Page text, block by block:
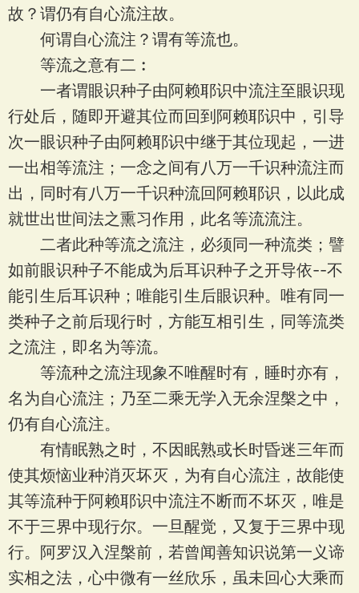
故？谓仍有自心流注故。
何谓自心流注？谓有等流也。
等流之意有二︰
一者谓眼识种子由阿赖耶识中流注至眼识现
行处后，随即开避其位而回到阿赖耶识中，引导
次一眼识种子由阿赖耶识中继于其位现起，一进
一出相等流注；一念之间有八万一千识种流注而
出，同时有八万一千识种流回阿赖耶识，以此成
就世出世间法之熏习作用，此名等流流注。
二者此种等流之流注，必须同一种流类；譬
如前眼识种子不能成为后耳识种子之开导依--不
能引生后耳识种；唯能引生后眼识种。唯有同一
类种子之前后现行时，方能互相引生，同等流类
之流注，即名为等流。
等流种之流注现象不唯醒时有，睡时亦有，
名为自心流注；乃至二乘无学入无余涅槃之中，
仍有自心流注。
有情眠熟之时，不因眠熟或长时昏迷三年而
使其烦恼业种消灭坏灭，为有自心流注，故能使
其等流种于阿赖耶识中流注不断而不坏灭，唯是
不于三界中现行尔。一旦醒觉，又复于三界中现
行。阿罗汉入涅槃前，若曾闻善知识说第一义谛
实相之法，心中微有一丝欣乐，虽未回心大乘而